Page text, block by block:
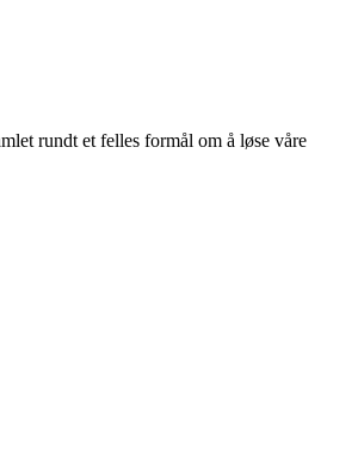
rundt et felles formål om å løse våre